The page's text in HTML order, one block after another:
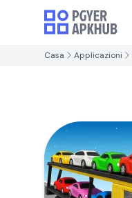
Casa Applicazioni